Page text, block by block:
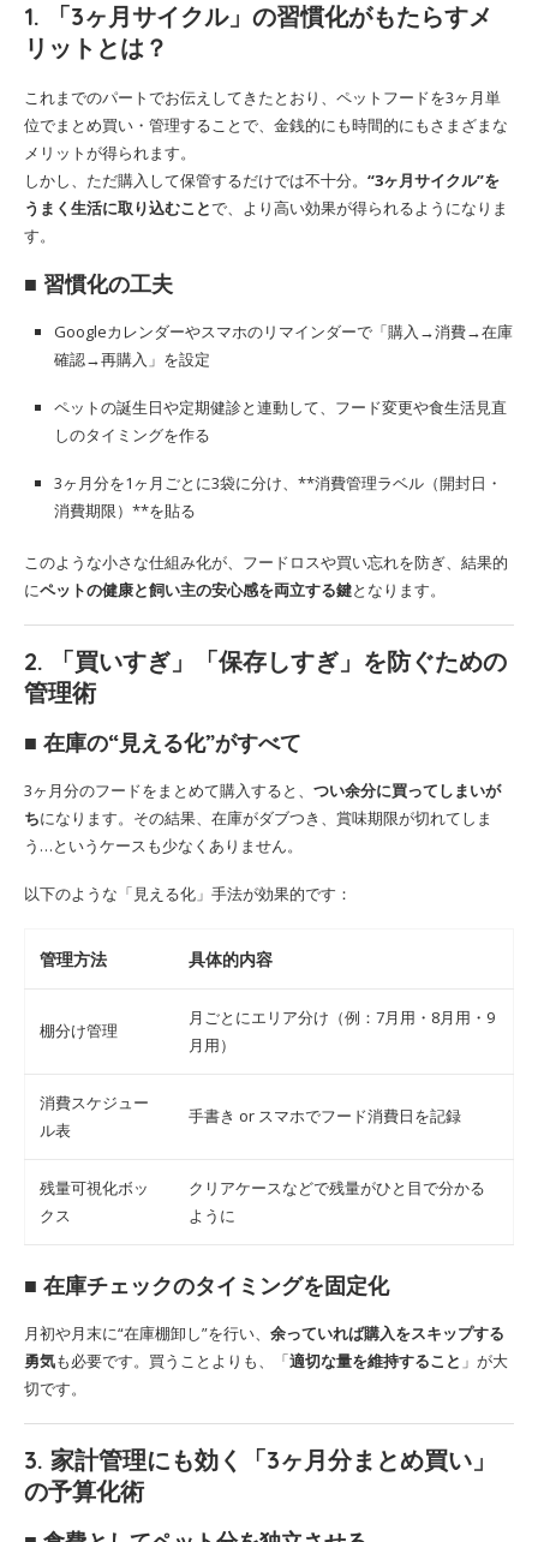
1. 「3ヶ月サイクル」の習慣化がもたらすメ
リットとは？
これまでのパートでお伝えしてきたとおり、ペットフードを3ヶ月単
位でまとめ買い・管理することで、金銭的にも時間的にもさまざまな
メリットが得られます。
しかし、ただ購入して保管するだけでは不十分。 “3ヶ月サイクル”を
うまく生活に取り込むことで、より高い効果が得られるようになりま
す。
■ 習慣化の工夫
Googleカレンダーやスマホのリマインダーで「購入→消費→在庫
確認→再購入」を設定
ペットの誕生日や定期健診と連動して、フード変更や食生活見直
しのタイミングを作る
3ヶ月分を1ヶ月ごとに3袋に分け、**消費管理ラベル（開封日・
消費期限）**を貼る
このような小さな仕組み化が、フードロスや買い忘れを防ぎ、結果的
にペットの健康と飼い主の安心感を両立する鍵となります。
2. 「買いすぎ」「保存しすぎ」を防ぐための
管理術
■ 在庫の“見える化”がすべて
3ヶ月分のフードをまとめて購入すると、 つい余分に買ってしまいが
ちになります。その結果、在庫がダブつき、賞味期限が切れてしま
う…というケースも少なくありません。
以下のような「見える化」手法が効果的です：
管理方法 具体的内容
棚分け管理
月ごとにエリア分け（例：7月用・8月用・9
月用）
消費スケジュー
ル表
手書き or スマホでフード消費日を記録
残量可視化ボッ
クス
クリアケースなどで残量がひと目で分かる
ように
■ 在庫チェックのタイミングを固定化
月初や月末に“在庫棚卸し”を行い、 余っていれば購入をスキップする
勇気も必要です。買うことよりも、「適切な量を維持すること 」が大
切です。
3. 家計管理にも効く「3ヶ月分まとめ買い」
の予算化術